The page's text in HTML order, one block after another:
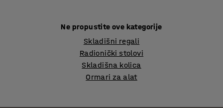
Ne propustite ove kategorije
Skladišni regali
Radionički stolovi
Skladišna kolica
Ormari za alat